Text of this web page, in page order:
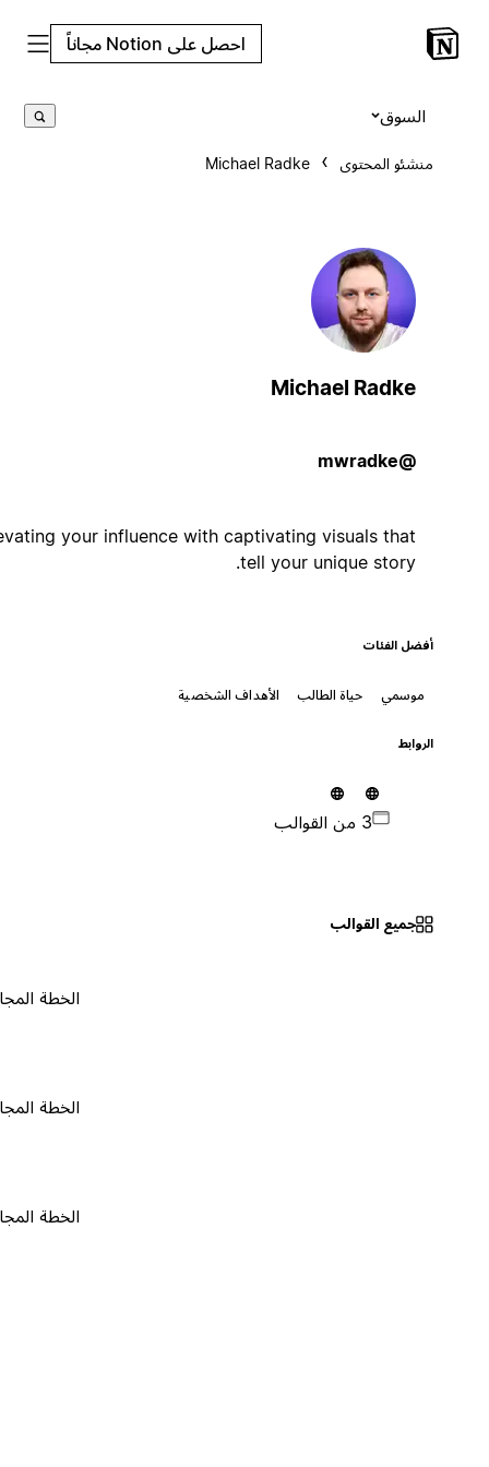
احصل على Notion مجاناً
منشئو المحتوى Michael Radke
Michael Radke
Elevating your influence with captivating visuals that
tell your unique story.
أفضل الفئات
حياة الطالب الأهداف الشخصية
جميع القوالب
الخطة المجانية ٠
الخطة المجانية ٠
الخطة المجانية ٠